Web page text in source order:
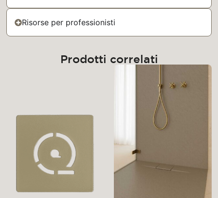
Risorse per professionisti
Prodotti correlati